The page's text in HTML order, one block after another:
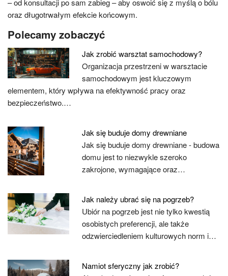
oraz długotrwałym efekcie końcowym.
Polecamy zobaczyć
Jak zrobić warsztat samochodowy?
Organizacja przestrzeni w warsztacie
samochodowym jest kluczowym
elementem, który wpływa na efektywność pracy oraz
bezpieczeństwo.…
Jak się buduje domy drewniane
Jak się buduje domy drewniane - budowa
domu jest to niezwykle szeroko
zakrojone, wymagające oraz…
Jak należy ubrać się na pogrzeb?
Ubiór na pogrzeb jest nie tylko kwestią
osobistych preferencji, ale także
odzwierciedleniem kulturowych norm i…
Namiot sferyczny jak zrobić?